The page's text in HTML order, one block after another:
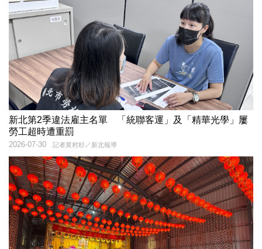
新北第2季違法雇主名單 「統聯客運」及「精華光學」屢
勞工超時遭重罰
記者黃村杉／新北報導
2026-07-30